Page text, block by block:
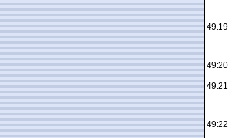
49:19
49:20
49:21
49:22